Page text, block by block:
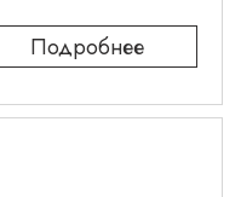
Подробнее